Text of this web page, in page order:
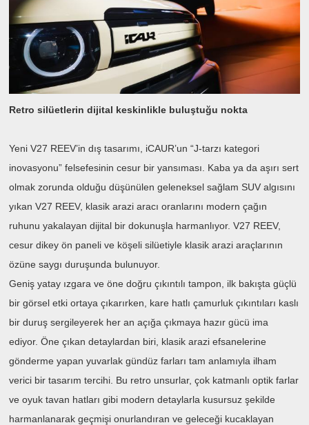
Retro silüetlerin dijital keskinlikle buluştuğu nokta
Yeni V27 REEV’in dış tasarımı, iCAUR’un “J-tarzı kategori
inovasyonu” felsefesinin cesur bir yansıması. Kaba ya da aşırı sert
olmak zorunda olduğu düşünülen geleneksel sağlam SUV algısını
yıkan V27 REEV, klasik arazi aracı oranlarını modern çağın
ruhunu yakalayan dijital bir dokunuşla harmanlıyor. V27 REEV,
cesur dikey ön paneli ve köşeli silüetiyle klasik arazi araçlarının
özüne saygı duruşunda bulunuyor.
Geniş yatay ızgara ve öne doğru çıkıntılı tampon, ilk bakışta güçlü
bir görsel etki ortaya çıkarırken, kare hatlı çamurluk çıkıntıları kaslı
bir duruş sergileyerek her an açığa çıkmaya hazır gücü ima
ediyor. Öne çıkan detaylardan biri, klasik arazi efsanelerine
gönderme yapan yuvarlak gündüz farları tam anlamıyla ilham
verici bir tasarım tercihi. Bu retro unsurlar, çok katmanlı optik farlar
ve oyuk tavan hatları gibi modern detaylarla kusursuz şekilde
harmanlanarak geçmişi onurlandıran ve geleceği kucaklayan